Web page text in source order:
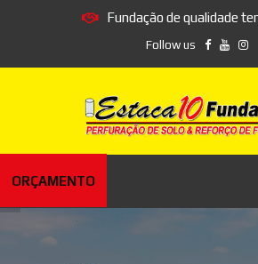
Fundação de qualidade
Follow us
ORÇAMENTO